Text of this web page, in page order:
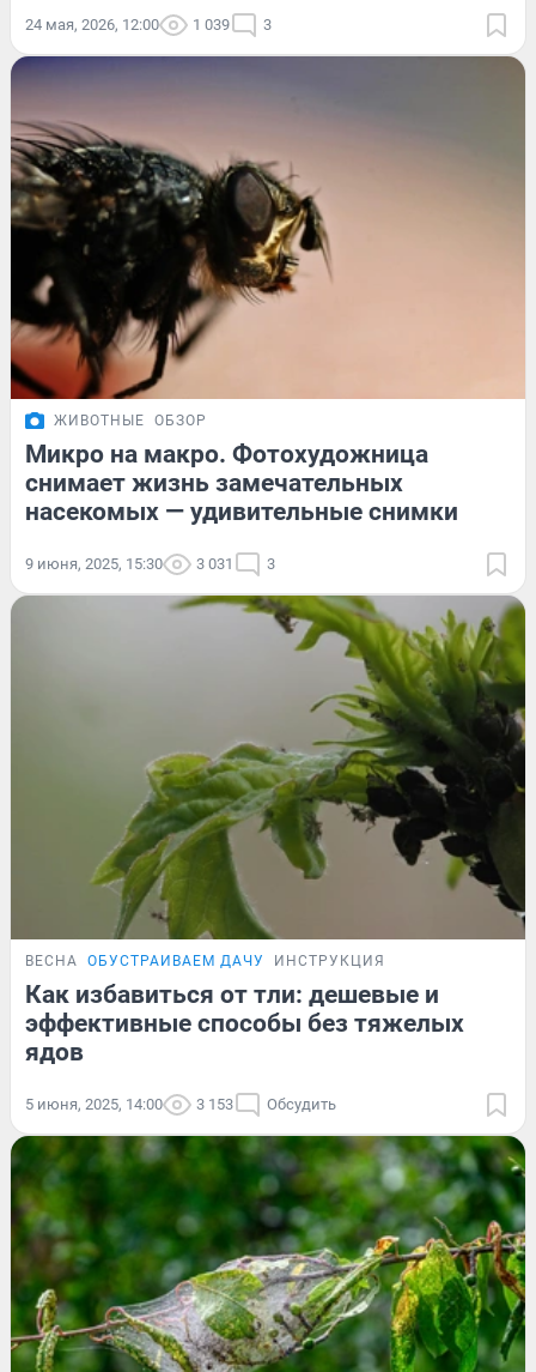
24 мая, 2026, 12:00 1 039 3
ЖИВОТНЫЕ ОБЗОР
Микро на макро. Фотохудожница
снимает жизнь замечательных
насекомых — удивительные снимки
9 июня, 2025, 15:30 3 031 3
ВЕСНА ОБУСТРАИВАЕМ ДАЧУ ИНСТРУКЦИЯ
Как избавиться от тли: дешевые и
эффективные способы без тяжелых
ядов
5 июня, 2025, 14:00 3 153 Обсудить